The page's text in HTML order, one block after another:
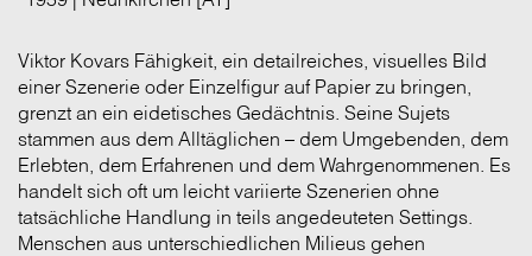
Viktor Kovars Fähigkeit, ein detailreiches, visuelles Bild
einer Szenerie oder Einzelfigur auf Papier zu bringen,
grenzt an ein eidetisches Gedächtnis. Seine Sujets
stammen aus dem Alltäglichen – dem Umgebenden, dem
Erlebten, dem Erfahrenen und dem Wahrgenommenen. Es
handelt sich oft um leicht variierte Szenerien ohne
tatsächliche Handlung in teils angedeuteten Settings.
Menschen aus unterschiedlichen Milieus gehen